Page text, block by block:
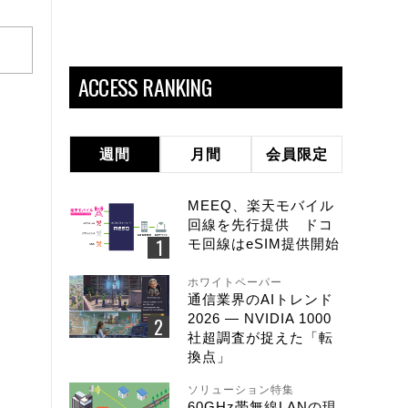
ACCESS RANKING
週間 月間 会員限定
MEEQ、楽天モバイル
回線を先行提供 ドコ
モ回線はeSIM提供開始
ホワイトペーパー
通信業界のAIトレンド
2026 ― NVIDIA 1000
社超調査が捉えた「転
換点」
ソリューション特集